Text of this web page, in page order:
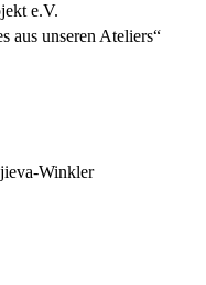
e.V.
aus unseren Ateliers“
Winkler